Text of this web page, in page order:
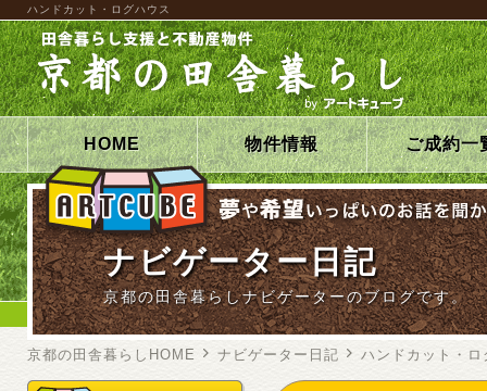
ハンドカット・ログハウス
HOME 物件情報 ご成約一
ナビゲーター日記
京都の田舎暮らしナビゲーターのブログです。
京都の田舎暮らしHOME ナビゲーター日記 ハンドカット・ロ